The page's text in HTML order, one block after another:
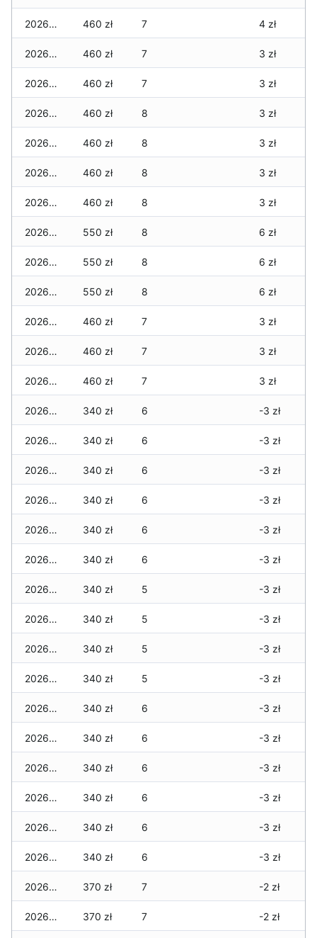
2026-02-13 460 zł 7 4 zł
2026-02-12 460 zł 7 3 zł
2026-02-11 460 zł 7 3 zł
2026-02-10 460 zł 8 3 zł
2026-02-09 460 zł 8 3 zł
2026-02-08 460 zł 8 3 zł
2026-02-07 460 zł 8 3 zł
2026-02-06 550 zł 8 6 zł
2026-02-05 550 zł 8 6 zł
2026-02-04 550 zł 8 6 zł
2026-02-03 460 zł 7 3 zł
2026-02-02 460 zł 7 3 zł
2026-02-01 460 zł 7 3 zł
2026-01-31 340 zł 6 -3 zł
2026-01-30 340 zł 6 -3 zł
2026-01-29 340 zł 6 -3 zł
2026-01-28 340 zł 6 -3 zł
2026-01-27 340 zł 6 -3 zł
2026-01-26 340 zł 6 -3 zł
2026-01-25 340 zł 5 -3 zł
2026-01-24 340 zł 5 -3 zł
2026-01-23 340 zł 5 -3 zł
2026-01-22 340 zł 5 -3 zł
2026-01-21 340 zł 6 -3 zł
2026-01-20 340 zł 6 -3 zł
2026-01-19 340 zł 6 -3 zł
2026-01-18 340 zł 6 -3 zł
2026-01-17 340 zł 6 -3 zł
2026-01-16 340 zł 6 -3 zł
2026-01-15 370 zł 7 -2 zł
2026-01-14 370 zł 7 -2 zł